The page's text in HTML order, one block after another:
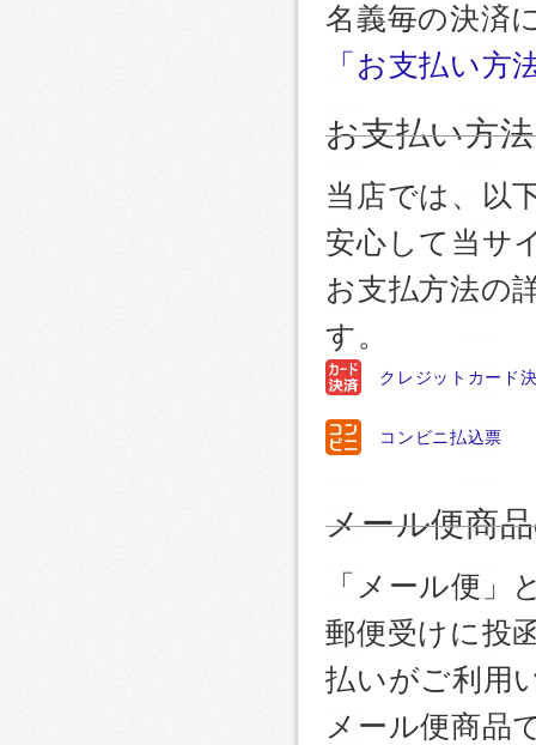
名義毎の決済
「お支払い方
お支払い方
当店では、以
安心して当サ
お支払方法の
す。
クレジットカード
コンビニ払込票
メール便商
「メール便」
郵便受けに投
払いがご利用
メール便商品